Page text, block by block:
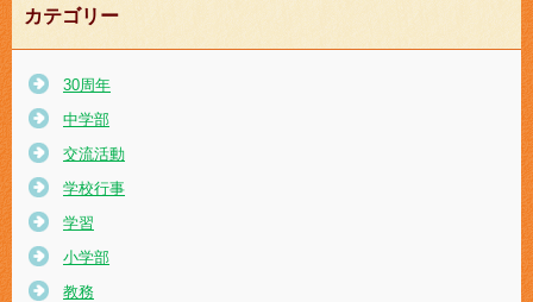
カテゴリー
30周年
中学部
交流活動
学校行事
学習
小学部
教務